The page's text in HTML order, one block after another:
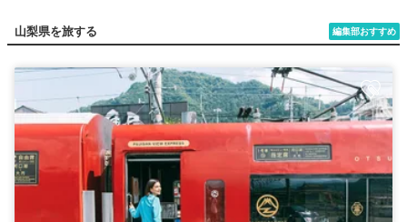
編集部おすすめ
山梨県を旅する